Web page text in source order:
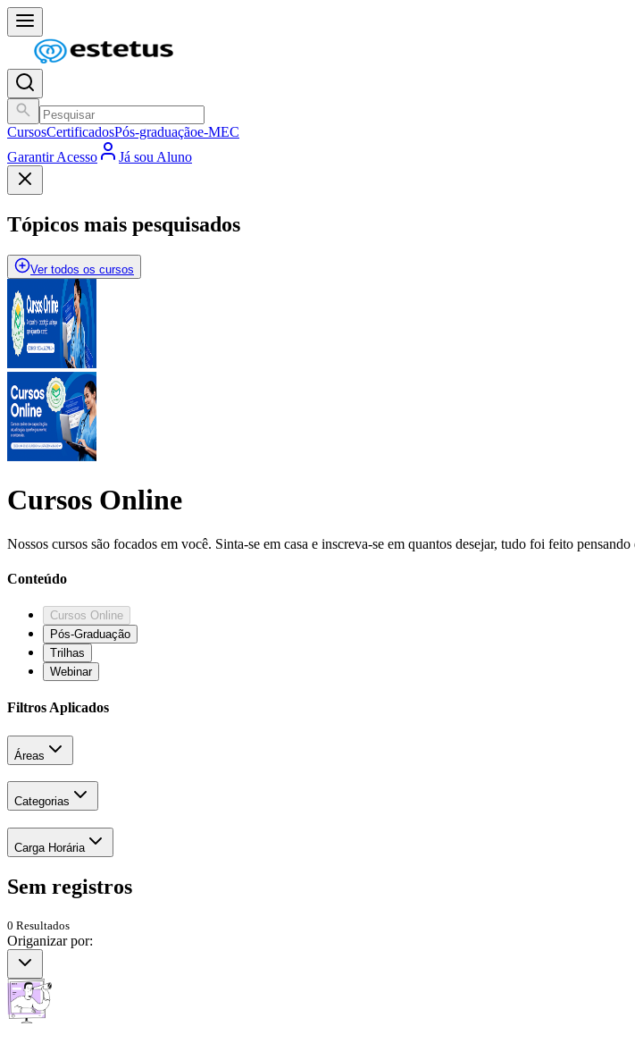
CursosCertificadosPós-graduaçãoe-MEC
Garantir Acesso
Já sou Aluno
Tópicos mais pesquisados
Ver todos os cursos
Cursos Online
Nossos cursos são focados em você. Sinta-se em casa e inscreva-se em quantos desejar, tudo foi feito pensando
Conteúdo
Cursos Online
Pós-Graduação
Trilhas
Webinar
Filtros Aplicados
Áreas
Categorias
Carga Horária
Sem registros
0 Resultados
Origanizar por: